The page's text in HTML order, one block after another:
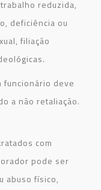
reduzida,
deficiência ou
filiação
funcionário deve
a não retaliação.
com
pode ser
abuso físico,